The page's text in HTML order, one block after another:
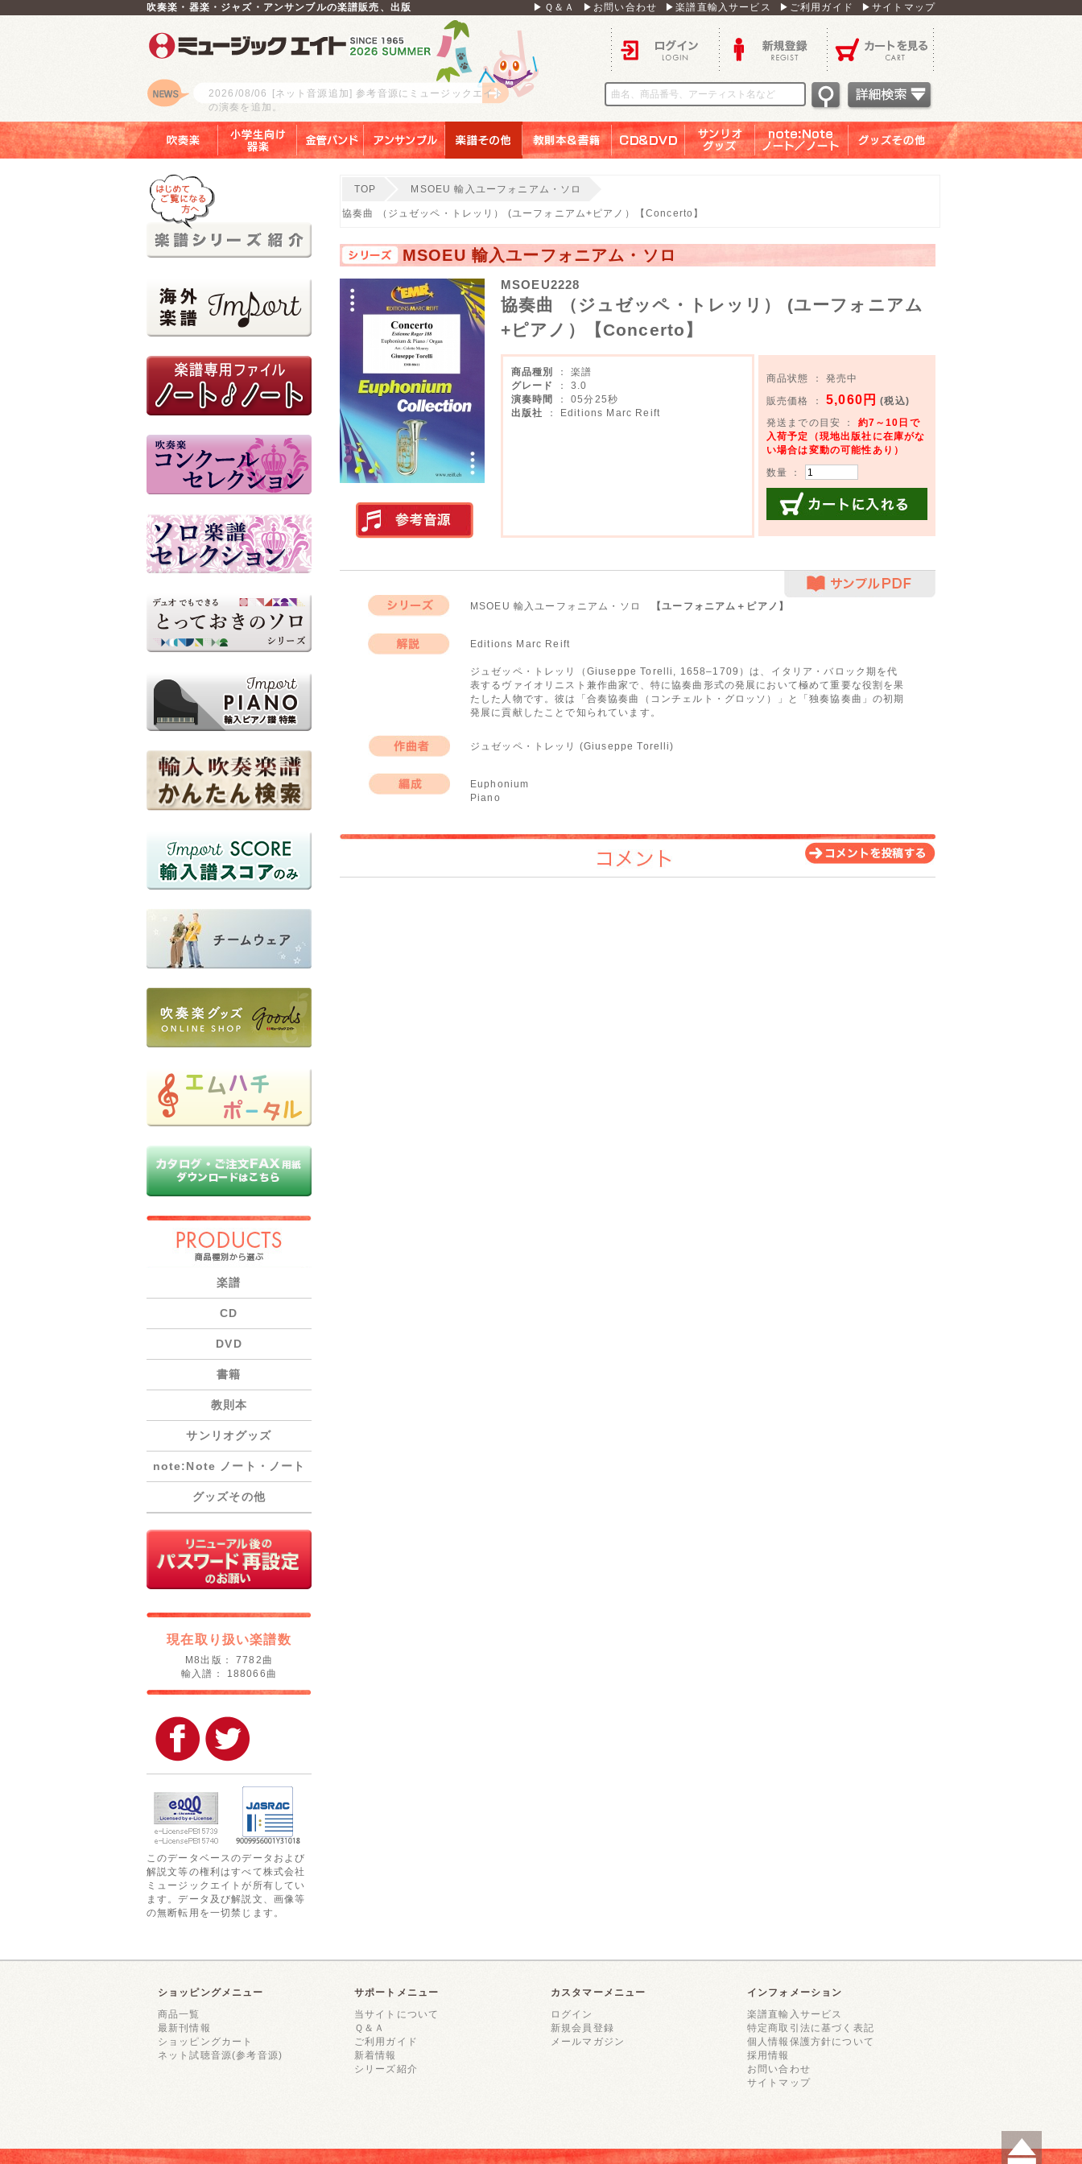
吹奏楽・器楽・ジャズ・アンサンブルの楽譜販売、出版 ▶Ｑ＆Ａ ▶お問い合わせ ▶楽譜直輸入サービス ▶ご利用ガイド ▶サイトマップ
ロゴ
2026/08/06
[ネット音源追加] 参考音源にミュージックエイト
の演奏を追加。
楽譜
CD
DVD
書籍
教則本
サンリオグッズ
note:Note ノート・ノート
グッズその他
現在取り扱い楽譜数
M8出版： 7782曲
輸入譜： 188066曲
このデータベースのデータおよび
解説文等の権利はすべて株式会社
ミュージックエイトが所有してい
ます。データ及び解説文、画像等
の無断転用を一切禁じます。
TOP MSOEU 輸入ユーフォニアム・ソロ
協奏曲 （ジュゼッペ・トレッリ） (ユーフォニアム+ピアノ）【Concerto】
MSOEU 輸入ユーフォニアム・ソロ
参考音源（外部リンク）
MSOEU2228
協奏曲 （ジュゼッペ・トレッリ） (ユーフォニアム
+ピアノ）【Concerto】
商品種別
： 楽譜
グレード
： 3.0
演奏時間
： 05分25秒
出版社
： Editions Marc Reift
商品状態 ： 発売中
販売価格 ：5,060円 (税込)
発送までの目安 ： 約7～10日で
入荷予定（現地出版社に在庫がな
い場合は変動の可能性あり）
数量 ：
MSOEU 輸入ユーフォニアム・ソロ 【ユーフォニアム＋ピアノ】
Editions Marc Reift
ジュゼッペ・トレッリ（Giuseppe Torelli, 1658–1709）は、イタリア・バロック期を代
表するヴァイオリニスト兼作曲家で、特に協奏曲形式の発展において極めて重要な役割を果
たした人物です。彼は「合奏協奏曲（コンチェルト・グロッソ）」と「独奏協奏曲」の初期
発展に貢献したことで知られています。
ジュゼッペ・トレッリ (Giuseppe Torelli)
Euphonium
Piano
コメント
ショッピングメニュー
商品一覧
最新刊情報
ショッピングカート
ネット試聴音源(参考音源)
サポートメニュー
当サイトについて
Ｑ＆Ａ
ご利用ガイド
新着情報
シリーズ紹介
カスタマーメニュー
ログイン
新規会員登録
メールマガジン
インフォメーション
楽譜直輸入サービス
特定商取引法に基づく表記
個人情報保護方針について
採用情報
お問い合わせ
サイトマップ